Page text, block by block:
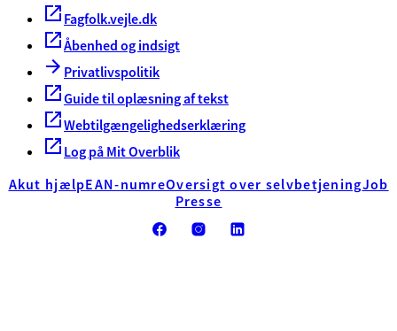
Fagfolk.vejle.dk
Åbenhed og indsigt
Privatlivspolitik
Guide til oplæsning af tekst
Webtilgængelighedserklæring
Log på Mit Overblik
Akut hjælpEAN-numreOversigt over selvbetjeningJob
Presse